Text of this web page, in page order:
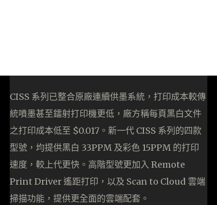
CISS 系列已整合原廠連續供墨系統，打印成本較傳
統噴墨甚至鐳射打印機更低，廠方稱每頁黑白文件
之打印成本低至 $0.017。新一代 CISS 系列的四款
型號，均提供黑白 33PPM 及彩色 15PPM 的打印
速度，較上代更快。高階型號更加入 Remote
Print Driver 遙距打印，以及 Scan to Cloud 雲端
掃描功能，提供更全面的雲端配套。